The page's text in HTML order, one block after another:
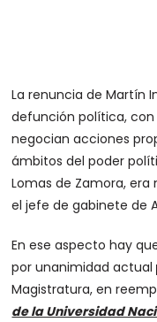
La renuncia de Martín
defunción política,
negocian acciones
ámbitos del poder
Lomas de Zamora,
el jefe de gabinete de
En ese aspecto hay
por unanimidad actual
Magistratura, en
de la Universidad